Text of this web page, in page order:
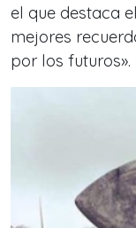
el que destaca
mejores
por los futuros».